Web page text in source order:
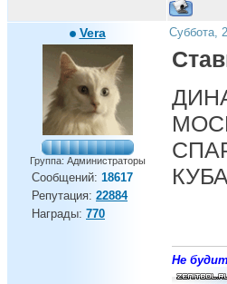
Vera
Группа: Администраторы
Сообщений: 18617
Репутация: 22884
Награды: 770
Суббота,
Не